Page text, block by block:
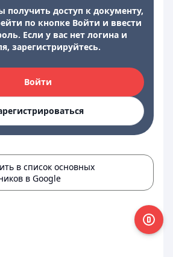
получить доступ к документу,
по кнопке Войти и ввести
Если у вас нет логина и
зарегистрируйтесь.
Войти
в список основных
в Google